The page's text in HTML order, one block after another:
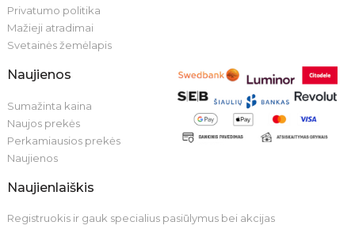
Privatumo politika
Mažieji atradimai
Svetainės žemėlapis
Naujienos
Sumažinta kaina
Naujos prekės
Perkamiausios prekės
Naujienos
Naujienlaiškis
Registruokis ir gauk specialius pasiūlymus bei akcijas